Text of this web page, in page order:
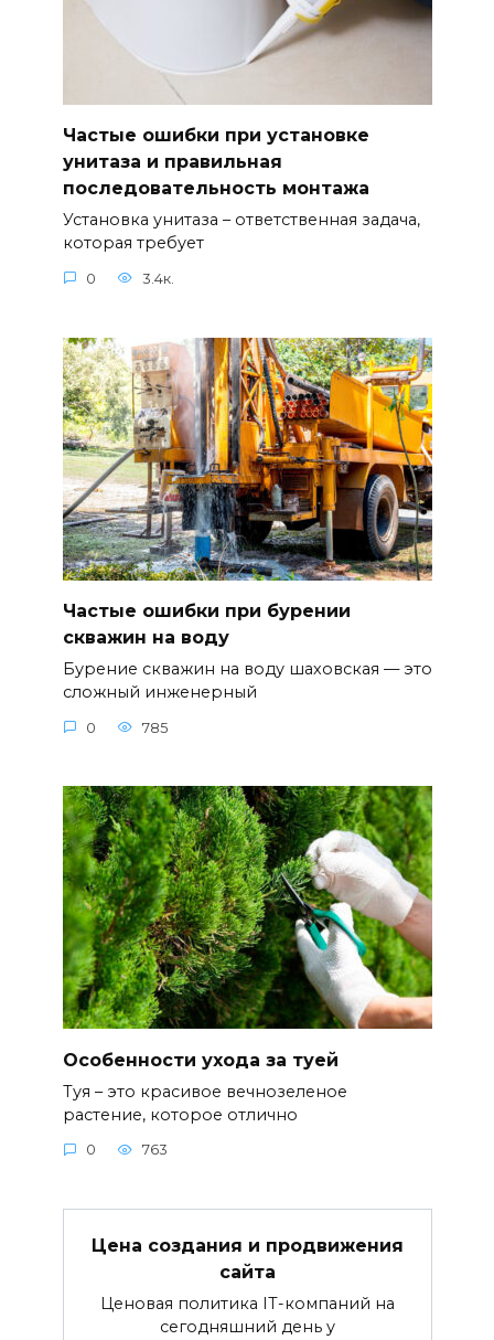
Частые ошибки при установке
унитаза и правильная
последовательность монтажа
Установка унитаза – ответственная задача,
которая требует
0 3.4к.
Частые ошибки при бурении
скважин на воду
Бурение скважин на воду шаховская — это
сложный инженерный
0 785
Особенности ухода за туей
Туя – это красивое вечнозеленое
растение, которое отлично
0 763
Цена создания и продвижения
сайта
Ценовая политика IT-компаний на
сегодняшний день у